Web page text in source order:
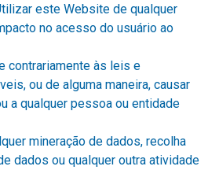
este Website de qualquer
no acesso do usuário ao
contrariamente às leis e
ou de alguma maneira, causar
a qualquer pessoa ou entidade
mineração de dados, recolha
dados ou qualquer outra atividade